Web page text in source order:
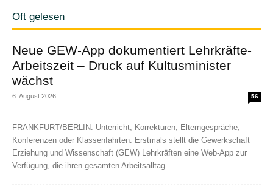
Oft gelesen
Neue GEW-App dokumentiert Lehrkräfte-
Arbeitszeit – Druck auf Kultusminister
wächst
6. August 2026 56
FRANKFURT/BERLIN. Unterricht, Korrekturen, Elterngespräche,
Konferenzen oder Klassenfahrten: Erstmals stellt die Gewerkschaft
Erziehung und Wissenschaft (GEW) Lehrkräften eine Web-App zur
Verfügung, die ihren gesamten Arbeitsalltag...